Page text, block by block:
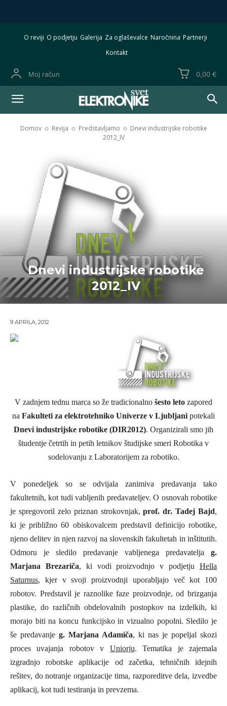
O reviji O podjetju Galerija Za oglaševalce Naročnina Partnerji
Kontakt
Moj račun 0,00 €
Domov Revija Predstavljamo
Dnevi industrijske robotike
2012_IV
Dnevi industrijske robotike
2012_IV
9 APRILA, 2012
V zadnjem tednu marca so že tradicionalno šesto leto zapored
na Fakulteti za elektrotehniko Univerze v Ljubljani potekali
Dnevi industrijske robotike (DIR2012). Organizirali smo jih
študentje četrtih in petih letnikov študijske smeri Robotika v
sodelovanju z Laboratorijem za robotiko.
V ponedeljek so se odvijala zanimiva predavanja tako
fakultetnih, kot tudi vabljenih predavateljev. O osnovah robotike
je spregovoril zelo priznan strokovnjak,prof. dr. Tadej Bajd,
ki je približno 60 obiskovalcem predstavil definicijo robotike,
njeno delitev in njen razvoj na slovenskih fakultetah in inštitutih.
Odmoru je sledilo predavanje vabljenega predavatelja g.
Marjana Brezariča, ki vodi proizvodnjo v podjetjuHella
Saturnus, kjer v svoji proizvodnji uporabljajo več kot 100
robotov. Predstavil je raznolike faze proizvodnje, od brizganja
plastike, do različnih obdelovalnih postopkov na izdelkih, ki
morajo biti na koncu funkcijsko in vizualno popolni. Sledilo je
še predavanje g. Marjana Adamiča, ki nas je popeljal skozi
proces uvajanja robotov v Uniorju. Tematika je zajemala
izgradnjo robotske aplikacije od začetka, tehničnih idejnih
rešitev, do notranje organizacije tima, razporeditve dela, izvedbe
aplikacij, kot tudi testiranja in prevzema.